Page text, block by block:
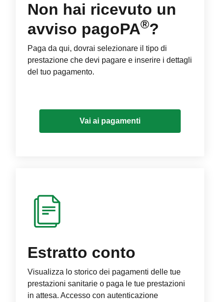
Non hai ricevuto un
avviso pagoPA®?
Paga da qui, dovrai selezionare il tipo di
prestazione che devi pagare e inserire i dettagli
del tuo pagamento.
Vai ai pagamenti
Estratto conto
Visualizza lo storico dei pagamenti delle tue
prestazioni sanitarie o paga le tue prestazioni
in attesa. Accesso con autenticazione